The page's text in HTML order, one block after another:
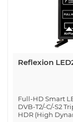
Reflexion
Full-HD Smart
DVB-T2/-C/-S2
HDR (High